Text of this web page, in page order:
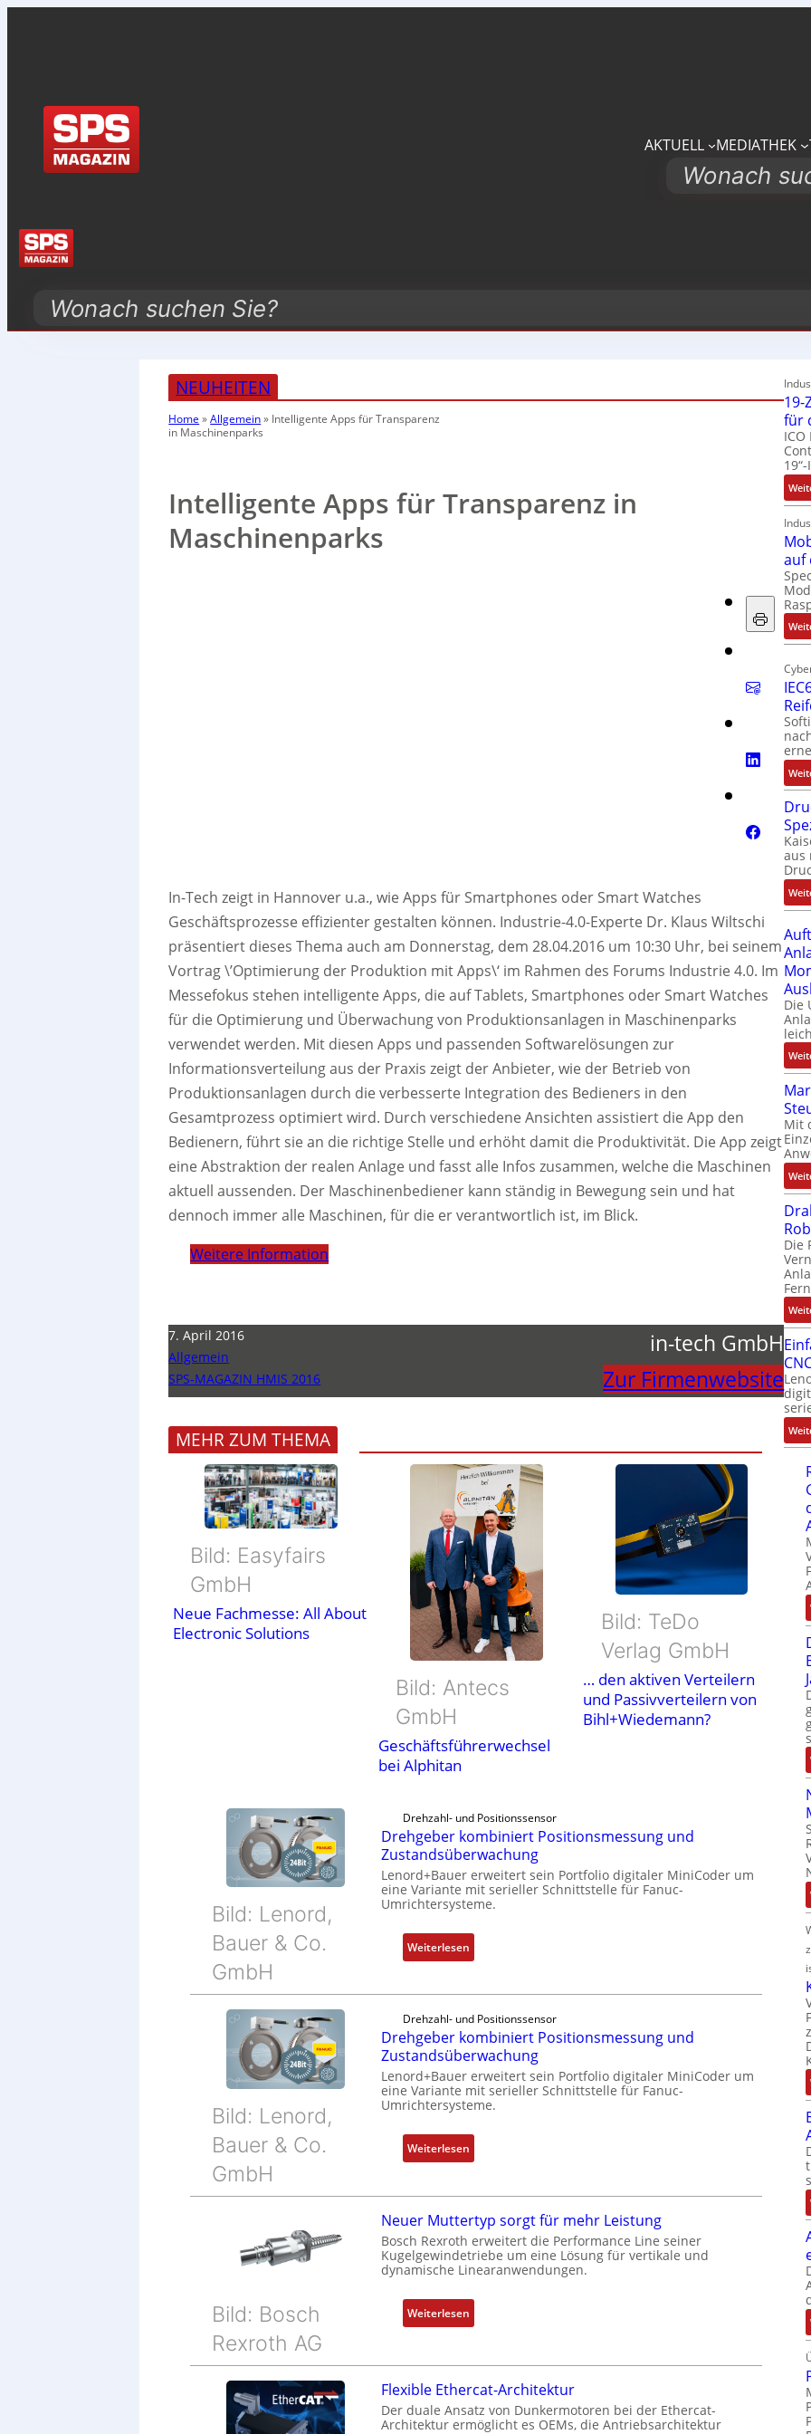
AKTUELL MEDIATHEK
Search
Search
NEUHEITEN
Home »Allgemein» Intelligente Apps für Transparenz
in Maschinenparks
Intelligente Apps für Transparenz in
Maschinenparks
In-Tech zeigt in Hannover u.a., wie Apps für Smartphones oder Smart Watches
Geschäftsprozesse effizienter gestalten können. Industrie-4.0-Experte Dr. Klaus Wiltschi
präsentiert dieses Thema auch am Donnerstag, dem 28.04.2016 um 10:30 Uhr, bei seinem
Vortrag \’Optimierung der Produktion mit Apps\‘ im Rahmen des Forums Industrie 4.0. Im
Messefokus stehen intelligente Apps, die auf Tablets, Smartphones oder Smart Watches
für die Optimierung und Überwachung von Produktionsanlagen in Maschinenparks
verwendet werden. Mit diesen Apps und passenden Softwarelösungen zur
Informationsverteilung aus der Praxis zeigt der Anbieter, wie der Betrieb von
Produktionsanlagen durch die verbesserte Integration des Bedieners in den
Gesamtprozess optimiert wird. Durch verschiedene Ansichten assistiert die App den
Bedienern, führt sie an die richtige Stelle und erhöht damit die Produktivität. Die App zeigt
eine Abstraktion der realen Anlage und fasst alle Infos zusammen, welche die Maschinen
aktuell aussenden. Der Maschinenbediener kann ständig in Bewegung sein und hat
dennoch immer alle Maschinen, für die er verantwortlich ist, im Blick.
Weitere Information
7. April 2016
Allgemein
SPS-MAGAZIN HMIS 2016
in-tech GmbH
Zur Firmenwebsite
MEHR ZUM THEMA
Bild: Easyfairs
GmbH
Neue Fachmesse: All About
Electronic Solutions
Bild: Antecs
GmbH
Geschäftsführerwechsel
bei Alphitan
Bild: TeDo
Verlag GmbH
… den aktiven Verteilern
und Passivverteilern von
Bihl+Wiedemann?
Bild: Lenord,
Bauer & Co.
GmbH
Drehzahl- und Positionssensor
Drehgeber kombiniert Positionsmessung und
Zustandsüberwachung
Lenord+Bauer erweitert sein Portfolio digitaler MiniCoder um
eine Variante mit serieller Schnittstelle für Fanuc-
Umrichtersysteme.
Weiterlesen:
D
h
g
e
b
e
k
o
b
i
e
P
s
i
i
Bild: Lenord,
Bauer & Co.
GmbH
Drehzahl- und Positionssensor
Drehgeber kombiniert Positionsmessung und
Zustandsüberwachung
Lenord+Bauer erweitert sein Portfolio digitaler MiniCoder um
eine Variante mit serieller Schnittstelle für Fanuc-
Umrichtersysteme.
Weiterlesen:
D
h
g
e
e
r
b
i
Bild: Bosch
Rexroth AG
Neuer Muttertyp sorgt für mehr Leistung
Bosch Rexroth erweitert die Performance Line seiner
Kugelgewindetriebe um eine Lösung für vertikale und
dynamische Linearanwendungen.
Weiterlesen:
N
u
e
r
M
Flexible Ethercat-Architektur
Der duale Ansatz von Dunkermotoren bei der Ethercat-
Architektur ermöglicht es OEMs, die Antriebsarchitektur
19-
für
auf
aus
Die
Mit
Die